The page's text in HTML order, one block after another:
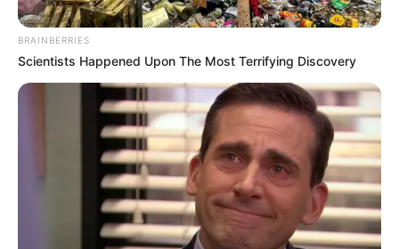
BRAINBERRIES
Scientists Happened Upon The Most Terrifying Discovery